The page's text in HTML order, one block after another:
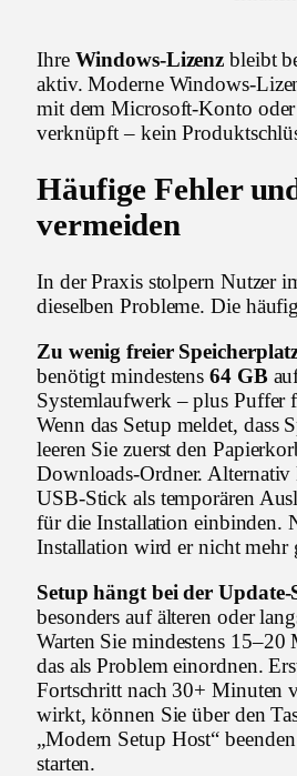
Ihre Windows-Lizenz bleibt
aktiv. Moderne Windows-
mit dem Microsoft-Konto
verknüpft – kein
Häufige Fehler
vermeiden
In der Praxis stolpern Nutzer
dieselben Probleme. Die
Zu wenig freier
benötigt mindestens64 GB
Systemlaufwerk – plus Puffer
Wenn das Setup meldet, dass
leeren Sie zuerst den
Downloads-Ordner. Alternativ
USB-Stick als temporären
für die Installation einbinden.
Installation wird er nicht mehr
Setup hängt bei der Update-
besonders auf älteren oder
Warten Sie mindestens
das als Problem einordnen.
Fortschritt nach 30+ Minuten
wirkt, können Sie über den
„Modern Setup Host“
starten.